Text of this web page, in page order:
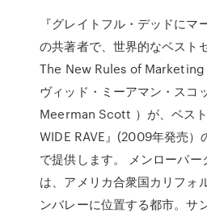
『グレイトフル・デッドにマ
の共著者で、世界的なベスト
The New Rules of Marketing
ヴィッド・ミーアマン・スコ
Meerman Scott ）が、ベス
WIDE RAVE』(2009年発売）
で提供します。 メンローパー
は、アメリカ合衆国カリフォ
ンバレーに位置する都市。サ